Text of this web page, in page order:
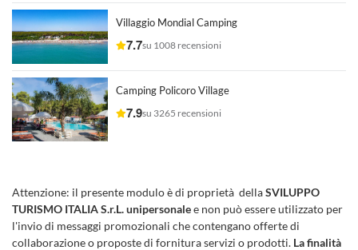
Villaggio Mondial Camping
7.7su 1008 recensioni
Camping Policoro Village
7.9su 3265 recensioni
Attenzione: il presente modulo è di proprietà dellaSVILUPPO
TURISMO ITALIA S.r.L. unipersonalee non può essere utilizzato per
l'invio di messaggi promozionali che contengano offerte di
collaborazione o proposte di fornitura servizi o prodotti. La finalità